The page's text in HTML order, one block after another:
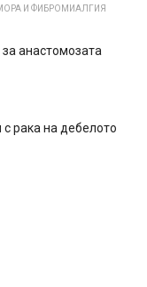
И ФИБРОМИАЛГИЯ
анастомозата
рака на дебелото